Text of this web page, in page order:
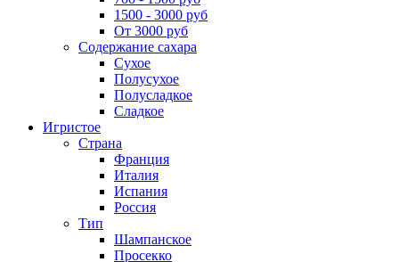
1500 - 3000 руб
От 3000 руб
Содержание сахара
Сухое
Полусухое
Полусладкое
Сладкое
Игристое
Страна
Франция
Италия
Испания
Россия
Тип
Шампанское
Просекко